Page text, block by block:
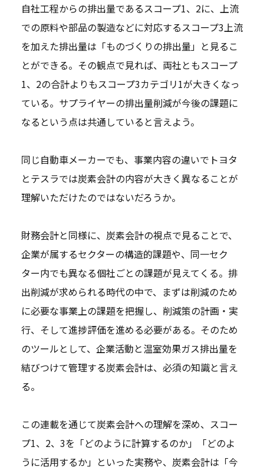
自社工程からの排出量であるスコープ1、2に、上流
での原料や部品の製造などに対応するスコープ3上流
を加えた排出量は「ものづくりの排出量」と見るこ
とができる。その観点で見れば、両社ともスコープ
1、2の合計よりもスコープ3カテゴリ1が大きくなっ
ている。サプライヤーの排出量削減が今後の課題に
なるという点は共通していると言えよう。
同じ自動車メーカーでも、事業内容の違いでトヨタ
とテスラでは炭素会計の内容が大きく異なることが
理解いただけたのではないだろうか。
財務会計と同様に、炭素会計の視点で見ることで、
企業が属するセクターの構造的課題や、同一セク
ター内でも異なる個社ごとの課題が見えてくる。排
出削減が求められる時代の中で、まずは削減のため
に必要な事業上の課題を把握し、削減策の計画・実
行、そして進捗評価を進める必要がある。そのため
のツールとして、企業活動と温室効果ガス排出量を
結びつけて管理する炭素会計は、必須の知識と言え
る。
この連載を通じて炭素会計への理解を深め、スコー
プ1、2、3を「どのように計算するのか」「どのよ
うに活用するか」といった実務や、炭素会計は「今